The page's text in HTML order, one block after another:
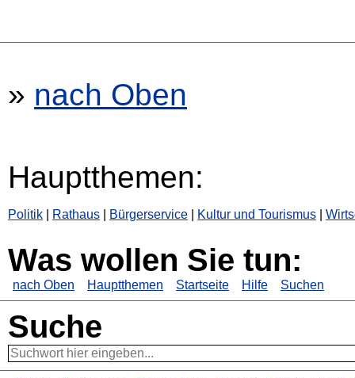
» nach Oben
Hauptthemen:
Politik Rathaus Bürgerservice Kultur und Tourismus
Was wollen Sie tun:
nach Oben Hauptthemen Startseite Hilfe Suchen
Suche